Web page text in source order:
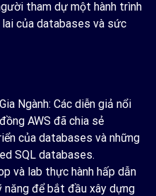
tham dự một hành trình
của databases và sức
Ngành: Các diễn giả nổi
AWS đã chia sẻ
của databases và những
SQL databases.
và lab thực hành hấp dẫn
năng để bắt đầu xây dựng